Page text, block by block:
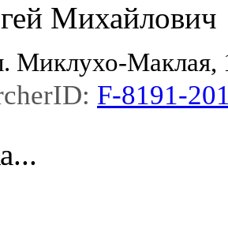
Михайлович
Миклухо-
F-8191-